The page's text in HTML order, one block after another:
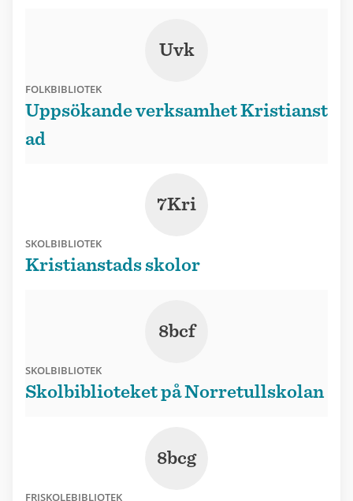
Uvk
FOLKBIBLIOTEK
Uppsökande verksamhet Kristianst
ad
7Kri
SKOLBIBLIOTEK
Kristianstads skolor
8bcf
SKOLBIBLIOTEK
Skolbiblioteket på Norretullskolan
8bcg
FRISKOLEBIBLIOTEK